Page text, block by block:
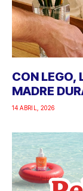
CON LEGO,
MADRE
14 ABRIL, 2026